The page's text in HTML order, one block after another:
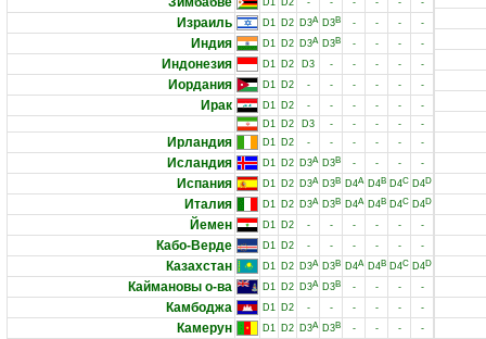
D1 D2 - - - - - -
Израиль D1 D2 D3A D3B - - - -
Индия D1 D2 D3A D3B - - - -
Индонезия D1 D2 D3 - - - - -
Иордания D1 D2 - - - - - -
Ирак D1 D2 - - - - -
-
D1 D2 D3 - - - - -
Ирландия D1 D2 - - - - - -
Исландия D1 D2 D3A D3B - - - -
Испания D1 D2 D3A D3B D4A D4B D4C D4D
Италия D1 D2 D3A D3B D4A D4B D4C D4D
Йемен D1 D2 - - - - - -
Кабо-Верде D1 D2 - - - - - -
Казахстан D1 D2 D3A D3B D4A D4B D4C D4D
Каймановы о-ва D1 D2 D3A D3B - - - -
Камбоджа D1 D2 - - - - - -
Камерун D1 D2 D3A D3B - - - -